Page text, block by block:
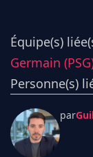
Équipe(s)
Germain
Personne(s)
par